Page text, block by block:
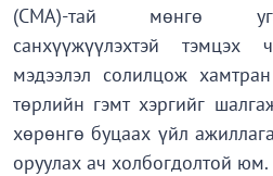
(СМА)-тай мөнгө
санхүүжүүлэхтэй тэмцэх
мэдээлэл солилцож
төрлийн гэмт хэргийг
хөрөнгө буцаах үйл
оруулах ач холбогдолтой юм.